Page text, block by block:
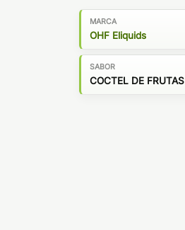
MARCA
OHF Eliquids
SABOR
COCTEL DE FRUTAS